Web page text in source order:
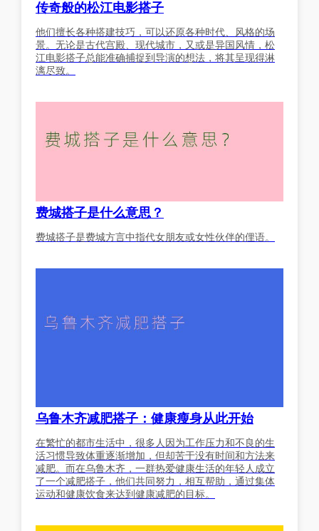
传奇般的松江电影搭子
他们擅长各种搭建技巧，可以还原各种时代、风格的场
景。无论是古代宫殿、现代城市，又或是异国风情，松
江电影搭子总能准确捕捉到导演的想法，将其呈现得淋
漓尽致。
费城搭子是什么意思？
费城搭子是费城方言中指代女朋友或女性伙伴的俚语。
乌鲁木齐减肥搭子：健康瘦身从此开始
在繁忙的都市生活中，很多人因为工作压力和不良的生
活习惯导致体重逐渐增加，但却苦于没有时间和方法来
减肥。而在乌鲁木齐，一群热爱健康生活的年轻人成立
了一个减肥搭子，他们共同努力，相互帮助，通过集体
运动和健康饮食来达到健康减肥的目标。